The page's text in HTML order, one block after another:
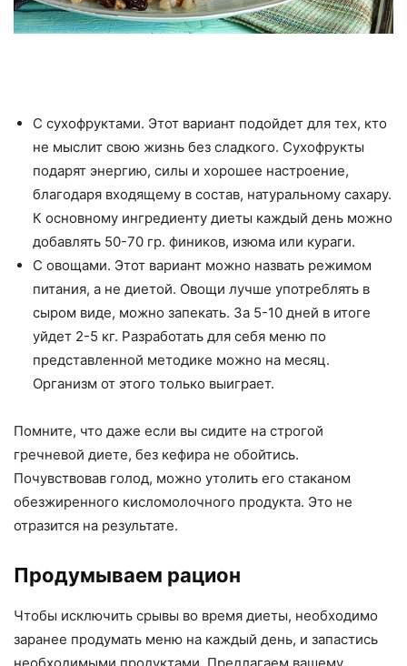
С сухофруктами. Этот вариант подойдет для тех, кто
не мыслит свою жизнь без сладкого. Сухофрукты
подарят энергию, силы и хорошее настроение,
благодаря входящему в состав, натуральному сахару.
К основному ингредиенту диеты каждый день можно
добавлять 50-70 гр. фиников, изюма или кураги.
С овощами. Этот вариант можно назвать режимом
питания, а не диетой. Овощи лучше употреблять в
сыром виде, можно запекать. За 5-10 дней в итоге
уйдет 2-5 кг. Разработать для себя меню по
представленной методике можно на месяц.
Организм от этого только выиграет.
Помните, что даже если вы сидите на строгой
гречневой диете, без кефира не обойтись.
Почувствовав голод, можно утолить его стаканом
обезжиренного кисломолочного продукта. Это не
отразится на результате.
Продумываем рацион
Чтобы исключить срывы во время диеты, необходимо
заранее продумать меню на каждый день, и запастись